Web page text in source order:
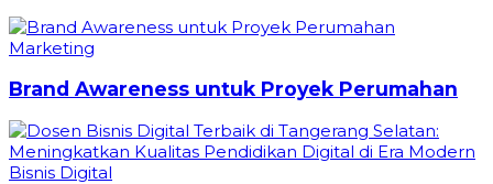
Marketing
Brand Awareness untuk Proyek Perumahan
Bisnis Digital